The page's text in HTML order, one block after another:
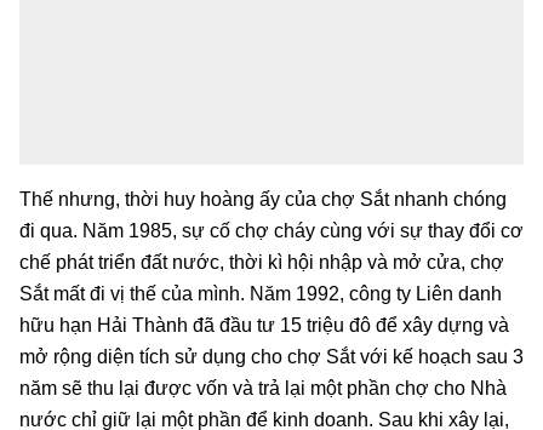
Thế nhưng, thời huy hoàng ấy của chợ Sắt nhanh chóng
đi qua. Năm 1985, sự cố chợ cháy cùng với sự thay đổi cơ
chế phát triển đất nước, thời kì hội nhập và mở cửa, chợ
Sắt mất đi vị thế của mình. Năm 1992, công ty Liên danh
hữu hạn Hải Thành đã đầu tư 15 triệu đô để xây dựng và
mở rộng diện tích sử dụng cho chợ Sắt với kế hoạch sau 3
năm sẽ thu lại được vốn và trả lại một phần chợ cho Nhà
nước chỉ giữ lại một phần để kinh doanh. Sau khi xây lại,